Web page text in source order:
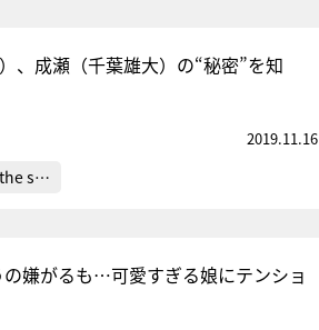
、成瀬（千葉雄大）の“秘密”を知
2019.11.16
the s…
嫌がるも…可愛すぎる娘にテンショ